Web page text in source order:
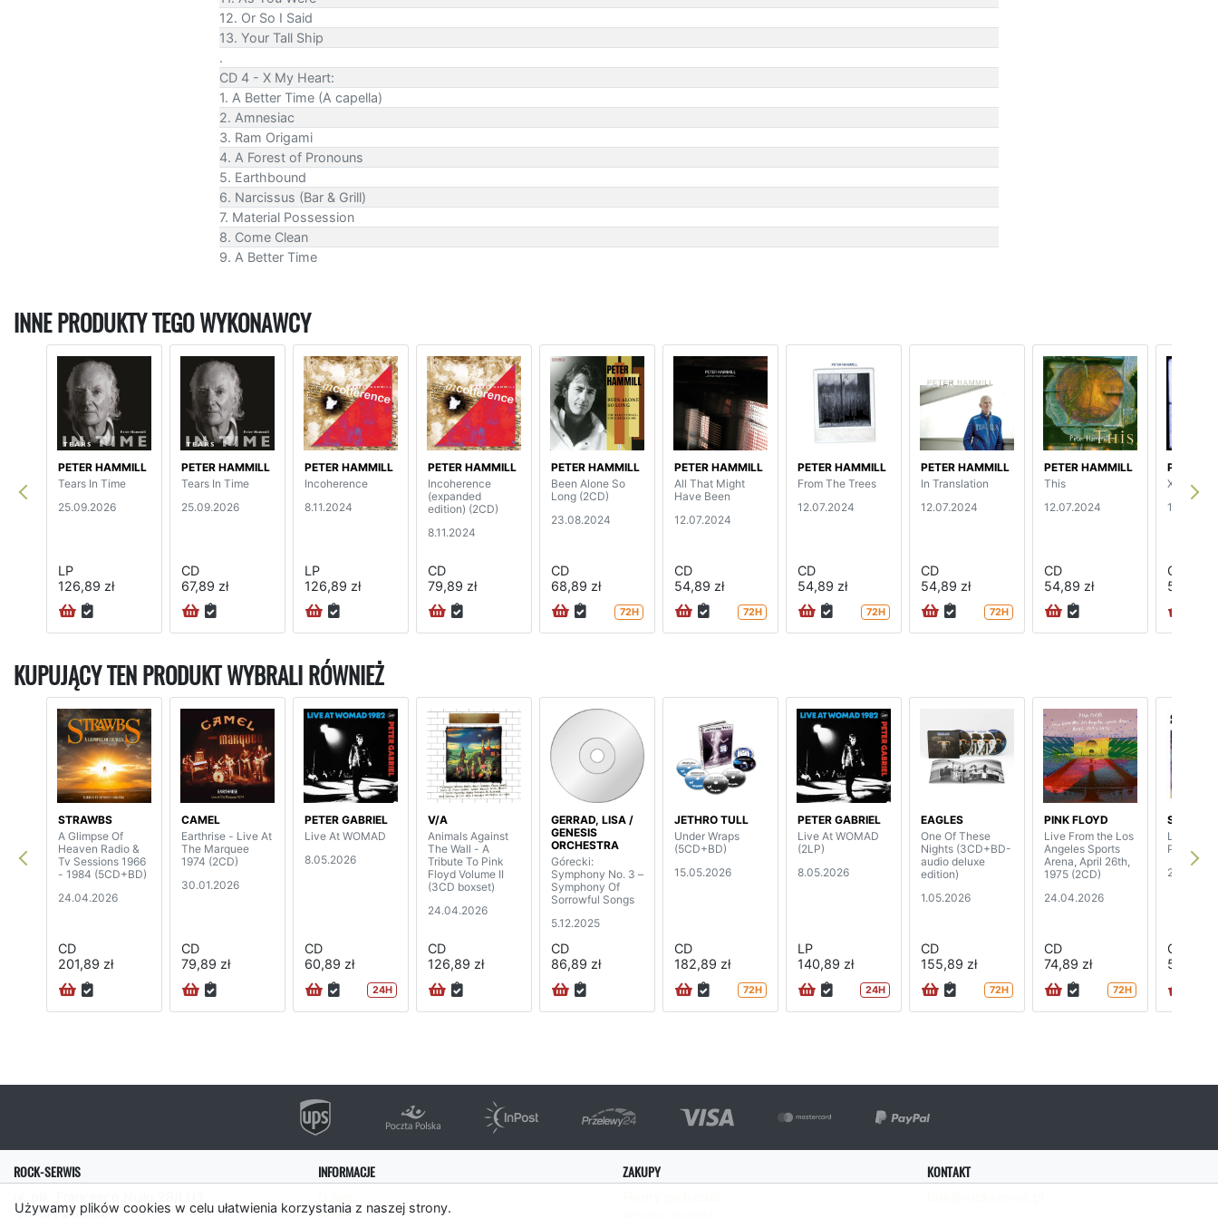
Używamy plików cookies w celu ułatwienia korzystania z naszej strony.
12. Or So I Said
13. Your Tall Ship
.
CD 4 - X My Heart:
1. A Better Time (A capella)
2. Amnesiac
3. Ram Origami
4. A Forest of Pronouns
5. Earthbound
6. Narcissus (Bar & Grill)
7. Material Possession
8. Come Clean
9. A Better Time
INNE PRODUKTY TEGO WYKONAWCY
PETER HAMMILL
Tears In Time
25.09.2026
LP
126,89 zł
PETER HAMMILL
Tears In Time
25.09.2026
CD
67,89 zł
PETER HAMMILL
Incoherence
8.11.2024
LP
126,89 zł
PETER HAMMILL
Incoherence
(expanded
edition) (2CD)
8.11.2024
CD
79,89 zł
PETER HAMMILL
Been Alone So
Long (2CD)
23.08.2024
CD
68,89 zł
72H
PETER HAMMILL
All That Might
Have Been
12.07.2024
CD
54,89 zł
72H
PETER HAMMILL
From The Trees
12.07.2024
CD
54,89 zł
72H
PETER HAMMILL
In Translation
12.07.2024
CD
54,89 zł
72H
PETER HAMMILL
This
12.07.2024
CD
54,89 zł
PETER
X My
CD
54,89 zł
KUPUJĄCY TEN PRODUKT WYBRALI RÓWNIEŻ
STRAWBS
A Glimpse Of
Heaven Radio &
Tv Sessions 1966
- 1984 (5CD+BD)
24.04.2026
CD
201,89 zł
CAMEL
Earthrise - Live At
The Marquee
1974 (2CD)
30.01.2026
CD
79,89 zł
PETER GABRIEL
Live At WOMAD
8.05.2026
CD
60,89 zł
24H
V/A
Animals Against
The Wall - A
Tribute To Pink
Floyd Volume II
(3CD boxset)
24.04.2026
CD
126,89 zł
GERRAD, LISA /
GENESIS
ORCHESTRA
Górecki:
Symphony No. 3 –
Symphony Of
Sorrowful Songs
5.12.2025
CD
86,89 zł
JETHRO TULL
Under Wraps
(5CD+BD)
15.05.2026
CD
182,89 zł
72H
PETER GABRIEL
Live At WOMAD
(2LP)
8.05.2026
LP
140,89 zł
24H
EAGLES
One Of These
Nights (3CD+BD-
audio deluxe
edition)
1.05.2026
CD
155,89 zł
72H
PINK FLOYD
Live From the Los
Angeles Sports
Arena, April 26th,
1975 (2CD)
24.04.2026
CD
74,89 zł
72H
SBB
Live
Porz
CD
59,89 zł
ROCK-SERWIS INFORMACJE ZAKUPY KONTAKT